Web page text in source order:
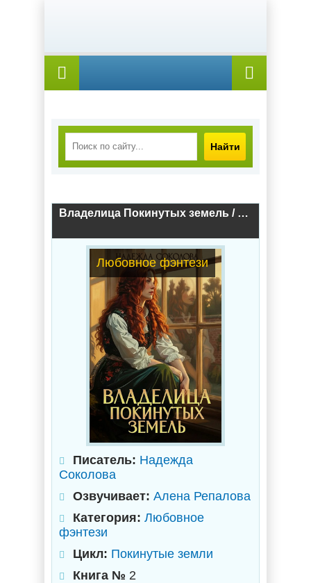
Найти
Владелица Покинутых земель / Надежда Соколова (2)
Любовное фэнтези
Писатель: Надежда
Соколова
Озвучивает: Алена Репалова
Категория: Любовное
фэнтези
Цикл: Покинутые земли
Книга № 2